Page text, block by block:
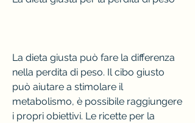
La dieta giusta può fare la differenza
nella perdita di peso. Il cibo giusto
può aiutare a stimolare il
metabolismo, è possibile raggiungere
i propri obiettivi. Le ricette per la